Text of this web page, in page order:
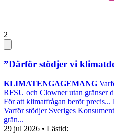
2
”Därför stödjer vi
KLIMATENGAGEMANG
RFSU och Clowner utan gränser
För att klimatfrågan berör precis...
Varför stödjer Sveriges
grän...
29 jul 2026 • Lästid: